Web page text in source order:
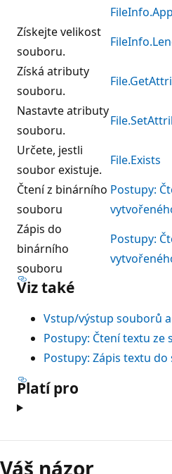
Získejte velikost
souboru.
Získá atributy
souboru.
Nastavte atributy
souboru.
Určete, jestli
soubor existuje.
File.Exists
Čtení z binárního
souboru
Postupy:
Zápis do
binárního
souboru
Postupy:
Viz také
Vstup/výstup souborů
Postupy: Čtení textu ze
Postupy: Zápis textu
Platí pro
Váš názor